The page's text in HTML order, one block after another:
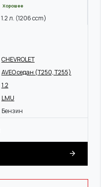
Хорошее
1.2 л. (1206 ccm)
CHEVROLET
AVEO седан (T250, T255)
1.2
LMU
Бензин